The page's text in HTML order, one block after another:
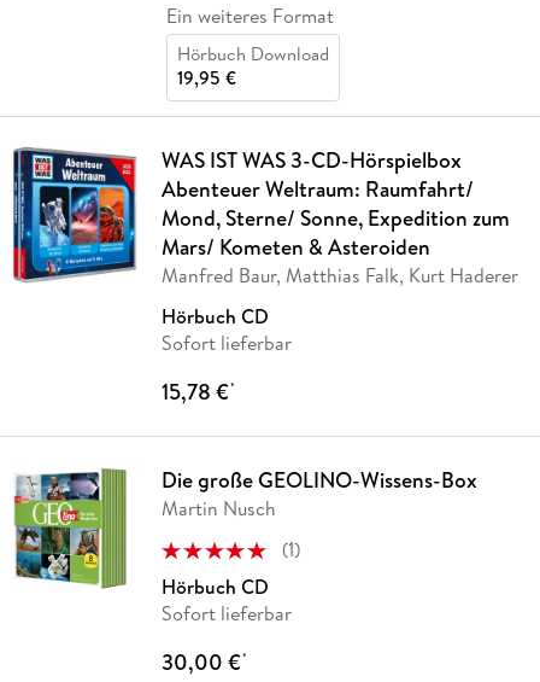
Ein weiteres Format
Hörbuch Download
19,95 €
WAS IST WAS 3-CD-Hörspielbox
Abenteuer Weltraum: Raumfahrt/
Mond, Sterne/ Sonne, Expedition zum
Mars/ Kometen & Asteroiden
Manfred Baur, Matthias Falk, Kurt Haderer
Hörbuch CD
Sofort lieferbar
15,78 €*
Die große GEOLINO-Wissens-Box
Martin Nusch
(1)
Hörbuch CD
Sofort lieferbar
30,00 €*